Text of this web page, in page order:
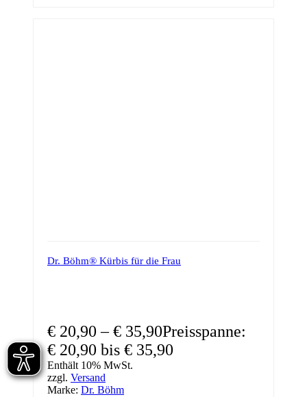
Dr. Böhm® Kürbis für die Frau
€ 20,90 –€ 35,90Preisspanne:
€ 20,90 bis € 35,90
Enthält 10% MwSt.
zzgl. Versand
Marke: Dr. Böhm